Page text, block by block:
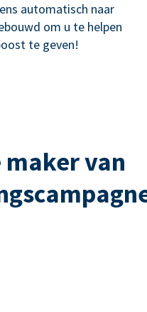
automatisch naar
om u te helpen
te geven!
maker van